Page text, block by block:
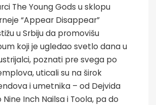
The Young Gods u sklopu
“Appear Disappear”
u Srbiju da promovišu
koji je ugledao svetlo dana u
poznati pre svega po
uticali su na širok
i umetnika – od Dejvida
Nine Inch Nailsa i Toola, pa do